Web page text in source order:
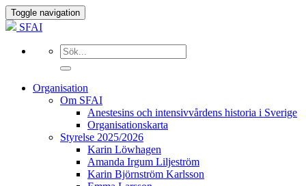
Toggle navigation
SFAI
Organisation
Om SFAI
Anestesins och intensivvårdens historia i Sverige
Organisationskarta
Styrelse 2025/2026
Karin Löwhagen
Amanda Irgum Liljeström
Karin Björnström Karlsson